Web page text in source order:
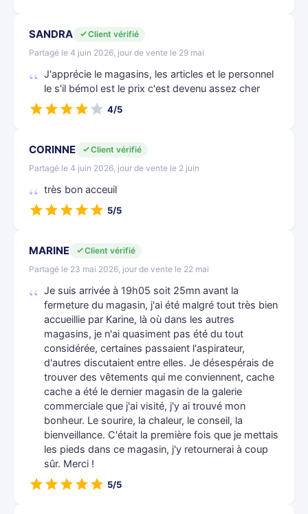
SANDRA
Client vérifié
Partagé le 4 juin 2026, jour de vente le 29 mai
J'apprécie le magasins, les articles et le personnel
le s'il bémol est le prix c'est devenu assez cher
4/5
CORINNE
Client vérifié
Partagé le 4 juin 2026, jour de vente le 2 juin
très bon acceuil
5/5
MARINE
Client vérifié
Partagé le 23 mai 2026, jour de vente le 22 mai
Je suis arrivée à 19h05 soit 25mn avant la
fermeture du magasin, j'ai été malgré tout très bien
accueillie par Karine, là où dans les autres
magasins, je n'ai quasiment pas été du tout
considérée, certaines passaient l'aspirateur,
d'autres discutaient entre elles. Je désespérais de
trouver des vêtements qui me conviennent, cache
cache a été le dernier magasin de la galerie
commerciale que j'ai visité, j'y ai trouvé mon
bonheur. Le sourire, la chaleur, le conseil, la
bienveillance. C'était la première fois que je mettais
les pieds dans ce magasin, j'y retournerai à coup
sûr. Merci !
5/5